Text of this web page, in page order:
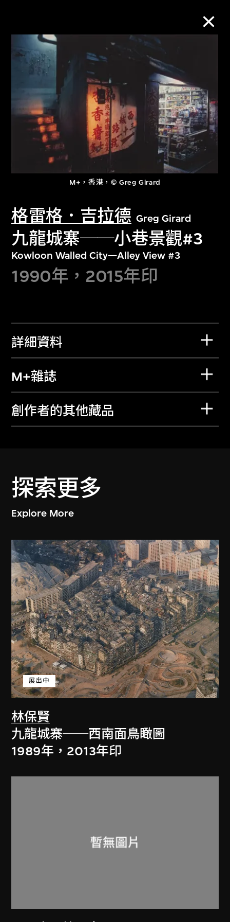
M+，香港，© Greg Girard
格雷格．吉拉德 Greg Girard
九龍城寨──小巷景觀#3
Kowloon Walled City—Alley View #3
1990年，2015年印
詳細資料
M+雜誌
創作者的其他藏品
探索更多
Explore More
林保賢
展出中
九龍城寨──西南面鳥瞰圖
1989年，2013年印
M+藏品
進一步篩選 搜索
關於M+藏品
文化藏品。